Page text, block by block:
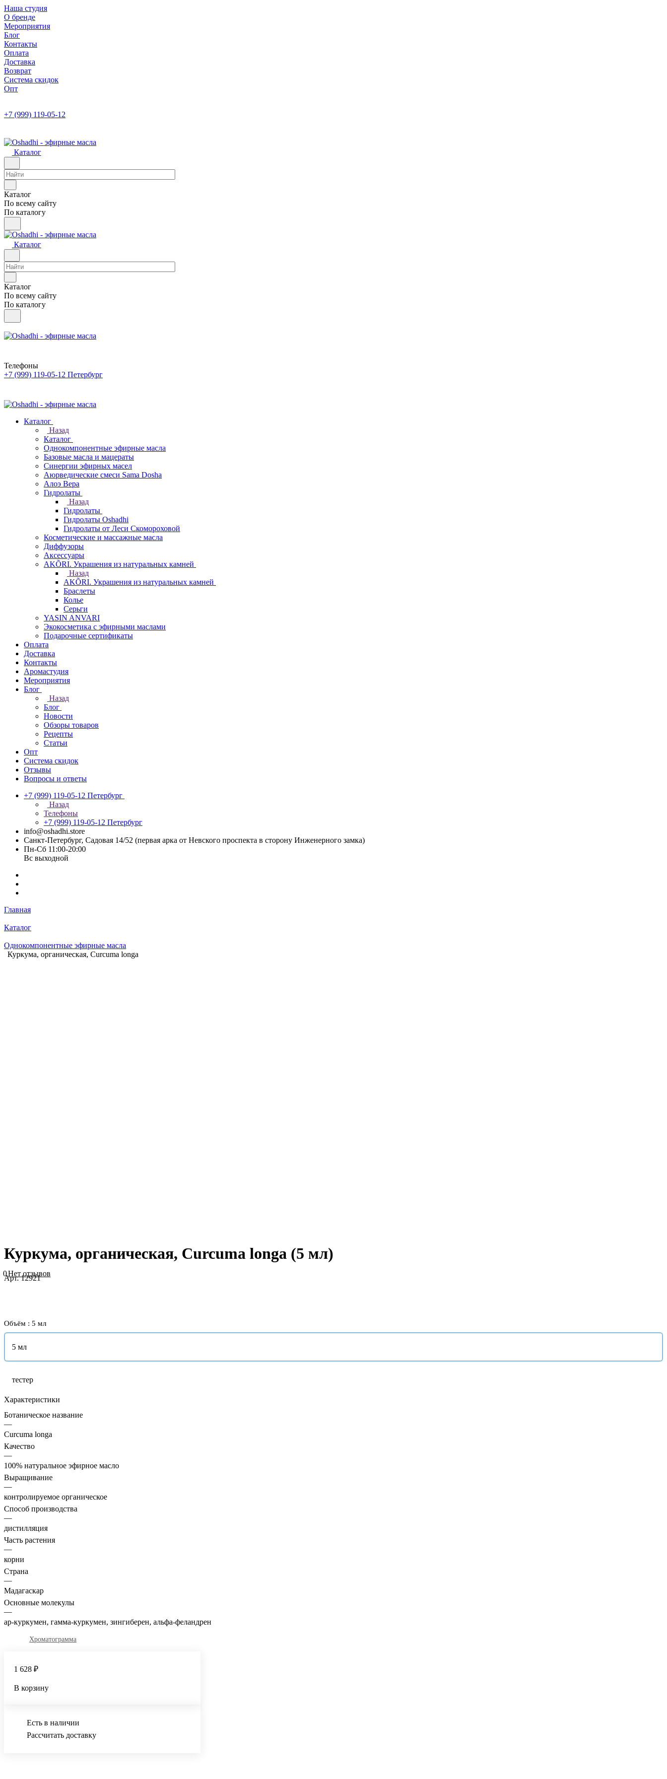
Наша студия
О бренде
Мероприятия
Блог
Контакты
Оплата
Доставка
Возврат
Система скидок
Опт
+7 (999) 119-05-12
Каталог
Каталог
По всему сайту
По каталогу
Каталог
Каталог
По всему сайту
По каталогу
Телефоны
+7 (999) 119-05-12 Петербург
Каталог
Назад
Каталог
Однокомпонентные эфирные масла
Базовые масла и мацераты
Синергии эфирных масел
Аюрведические смеси Sama Dosha
Алоэ Вера
Гидролаты
Назад
Гидролаты
Гидролаты Oshadhi
Гидролаты от Леси Скомороховой
Косметические и массажные масла
Диффузоры
Аксессуары
AKÕRI. Украшения из натуральных камней
Назад
AKÕRI. Украшения из натуральных камней
Браслеты
Колье
Серьги
YASIN ANVARI
Экокосметика с эфирными маслами
Подарочные сертификаты
Оплата
Доставка
Контакты
Аромастудия
Мероприятия
Блог
Назад
Блог
Новости
Обзоры товаров
Рецепты
Статьи
Опт
Система скидок
Отзывы
Вопросы и ответы
+7 (999) 119-05-12 Петербург
Назад
Телефоны
+7 (999) 119-05-12 Петербург
info@oshadhi.store
Санкт-Петербург, Садовая 14/52 (первая арка от Невского проспекта в сторону Инженерного замка)
Пн-Сб 11:00-20:00
Вс выходной
Главная
Каталог
Однокомпонентные эфирные масла
Куркума, органическая, Curcuma longa
Куркума, органическая, Curcuma longa (5 мл)
0Нет отзывов
Арт.12921
Объём : 5 мл
5 мл
тестер
Характеристики
Ботаническое название
—
Curcuma longa
Качество
—
100% натуральное эфирное масло
Выращивание
—
контролируемое органическое
Способ производства
—
дистилляция
Часть растения
—
корни
Страна
—
Мадагаскар
Основные молекулы
—
ар-куркумен, гамма-куркумен, зингиберен, альфа-феландрен
Хроматограмма
1 628 ₽
В корзину
Есть в наличии
Рассчитать доставку